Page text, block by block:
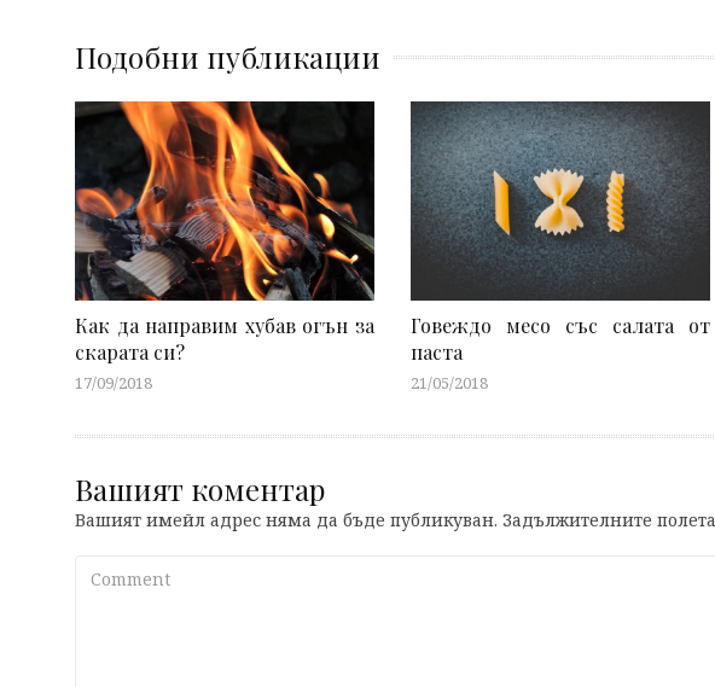
Подобни публикации
Как да направим хубав огън за
скарата си?
17/09/2018
Говеждо месо със салата от
паста
21/05/2018
Вашият коментар
Вашият имейл адрес няма да бъде публикуван. Задължителните
Comment